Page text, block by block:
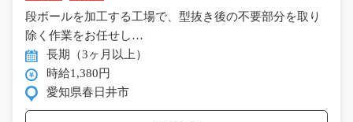
段ボールを加工する工場で、型抜き後の不要部分を取り
除く作業をお任せし…
長期（3ヶ月以上）
時給1,380円
愛知県春日井市